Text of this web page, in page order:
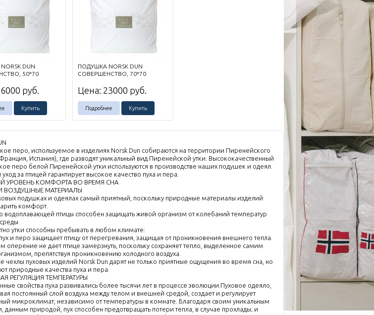
DUN
50*70
руб.
Купить
ПОДУШКА NORSK DUN
СОВЕРШЕНСТВО, 70*70
Цена: 23000 руб.
Подробнее Купить
перо, используемое в изделиях Norsk Dun собираются на территории Пиренейского
Испания), где разводят уникальный вид Пиренейской утки. Высококачественный
перо белой Пиренейской утки используются в производстве наших подушек и одеял.
за птицей гарантирует высокое качество пуха и пера.
УРОВЕНЬ КОМФОРТА ВО ВРЕМЯ СНА
ВОЗДУШНЫЕ МАТЕРИАЛЫ
подушках и одеялах самый приятный, поскольку природные материалы изделий
комфорт.
водоплавающей птицы способен защищать живой организм от колебаний температур
утки способны пребывать в любом климате:
и перо защищает птицу от перегревания, защищая от проникновения внешнего тепла.
оперение не дает птице замерзнуть, поскольку сохраняет тепло, выделенное самим
препятствуя проникновению холодного воздуха.
чехлы пуховых изделий Norsk Dun дарят не только приятные ощущения во время сна, но
природные качества пуха и пера.
РЕГУЛЯЦИЯ ТЕМПЕРАТУРЫ
свойства пуха развивались более тысячи лет в процессе эволюции.Пуховое одеяло,
постоянный слой воздуха между телом и внешней средой, создает и регулирует
микроклимат, независимо от температуры в комнате. Благодаря своим уникальным
данным природой, пух способен предотвращать потери тепла, в случае прохлады; и